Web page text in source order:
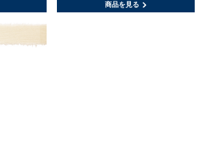
商品を見る